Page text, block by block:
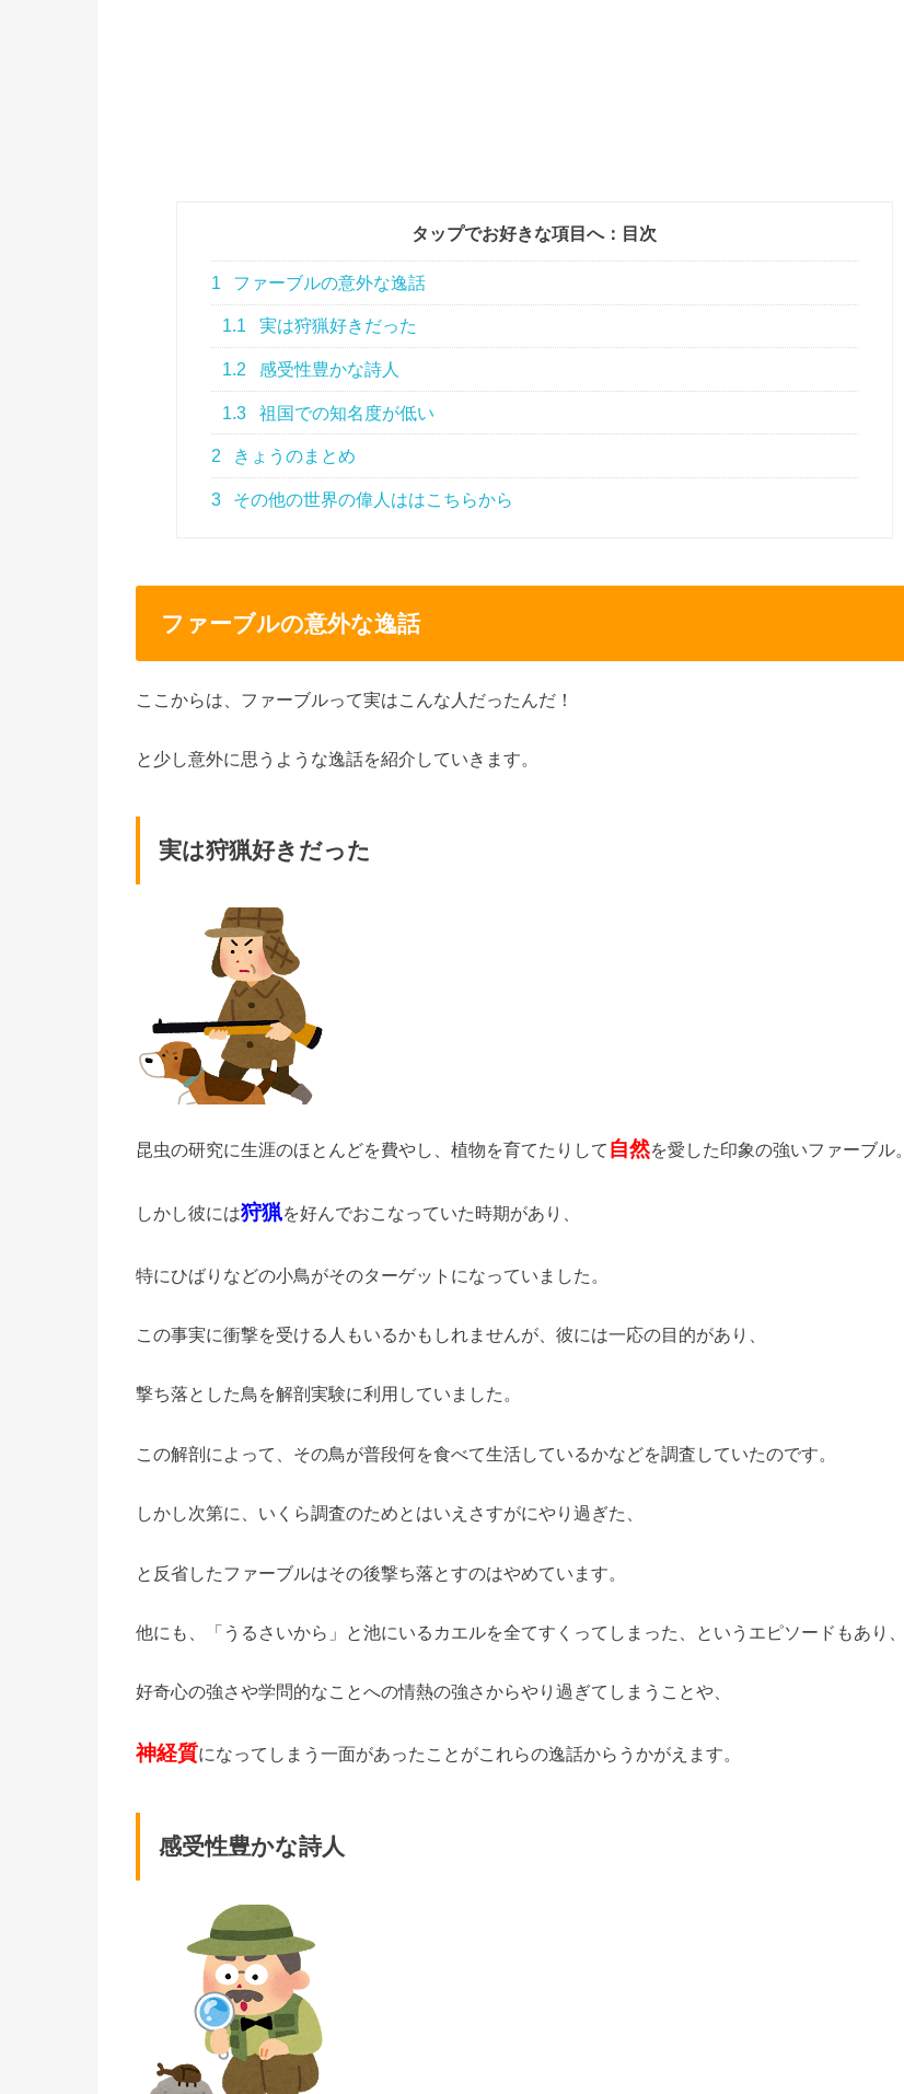
タップでお好きな項目へ：目次
1 ファーブルの意外な逸話
1.1 実は狩猟好きだった
1.2 感受性豊かな詩人
1.3 祖国での知名度が低い
2 きょうのまとめ
3 その他の世界の偉人ははこちらから
ファーブルの意外な逸話
ここからは、ファーブルって実はこんな人だったんだ！
と少し意外に思うような逸話を紹介していきます。
実は狩猟好きだった
昆虫の研究に生涯のほとんどを費やし、植物を育てたりして 自然を愛した印象の強いファーブル。
しかし彼には狩猟を好んでおこなっていた時期があり、
特にひばりなどの小鳥がそのターゲットになっていました。
この事実に衝撃を受ける人もいるかもしれませんが、彼には一応の目的があり、
撃ち落とした鳥を解剖実験に利用していました。
この解剖によって、その鳥が普段何を食べて生活しているかなどを調査していたのです。
しかし次第に、いくら調査のためとはいえさすがにやり過ぎた、
と反省したファーブルはその後撃ち落とすのはやめています。
他にも、「うるさいから」と池にいるカエルを全てすくってしまった、というエピソードもあり、
好奇心の強さや学問的なことへの情熱の強さからやり過ぎてしまうことや、
神経質になってしまう一面があったことがこれらの逸話からうかがえます。
感受性豊かな詩人